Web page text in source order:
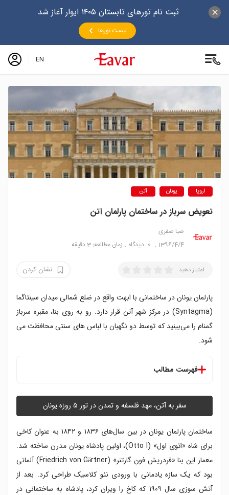
ثبت نام تورهای تابستان ۱۴۰۵ ایوار آغاز شد
لیست تورها
EN
اروپا یونان آتن
تعویض سرباز در ساختمان پارلمان آتن
صبا صفری
1396/4/4
0 دیدگاه زمان مطالعه: 3 دقیقه
امتیاز دهید نشان کردن
پارلمان یونان در ساختمانی با ابهت واقع در ضلع شمالی میدان سینتاگما
(Syntagma) در مرکز شهر آتن قرار دارد. رو به روی بنا، مقبره سرباز
گمنام را می‌بینید که توسط دو نگهبان با لباس های سنتی محافظت می
شود.
فهرست مطالب
سفر به آتن، مهد فلسفه و تمدن در تور ۵ روزه یونان
ساختمان پارلمان یونان در بین سال‌های ۱۸۳۶ و ۱۸۴۲ به عنوان کاخی
برای شاه «اتوی اول» (Otto I)، اولین پادشاه یونان مدرن ساخته شد.
معمار این بنا «فردریش فون گارتنر» (Friedrich von Gärtner) آلمانی
بود که یک سازه یادمانی با ورودی نئو کلاسیک طراحی کرد. بعد از
آتش سوزی سال ۱۹۰۹ که کاخ را ویران کرد، پادشاه به ساختمانی در